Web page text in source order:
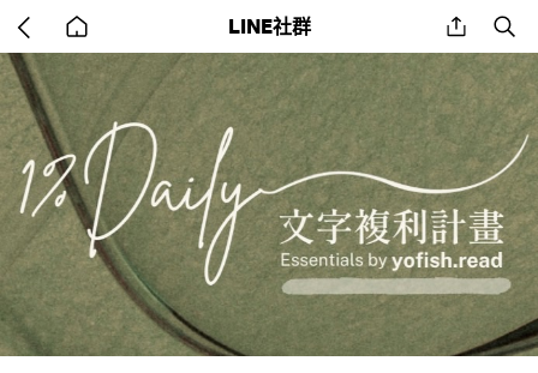
back
to
home
LINE社群 share